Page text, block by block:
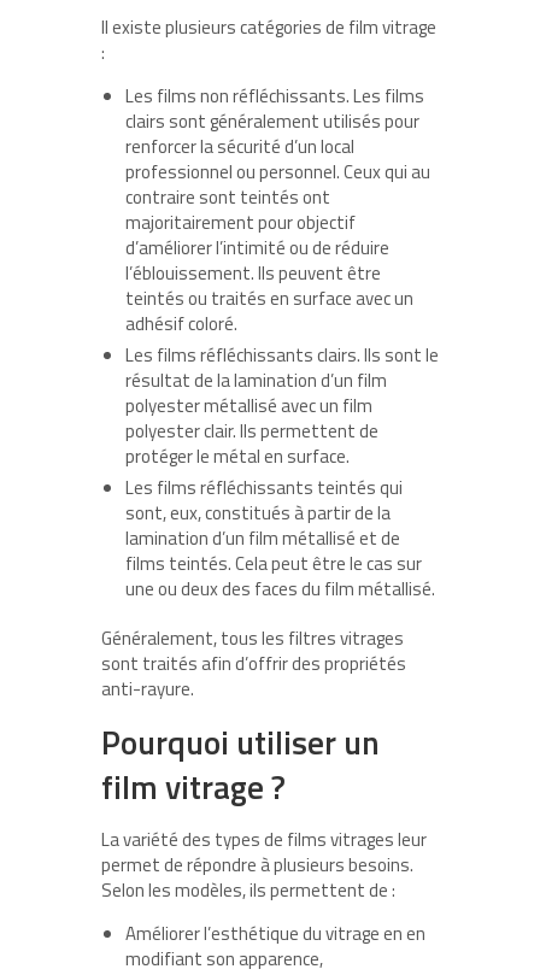
Il existe plusieurs catégories de film vitrage
:
Les films non réfléchissants. Les films
clairs sont généralement utilisés pour
renforcer la sécurité d’un local
professionnel ou personnel. Ceux qui au
contraire sont teintés ont
majoritairement pour objectif
d’améliorer l’intimité ou de réduire
l’éblouissement. Ils peuvent être
teintés ou traités en surface avec un
adhésif coloré.
Les films réfléchissants clairs. Ils sont le
résultat de la lamination d’un film
polyester métallisé avec un film
polyester clair. Ils permettent de
protéger le métal en surface.
Les films réfléchissants teintés qui
sont, eux, constitués à partir de la
lamination d’un film métallisé et de
films teintés. Cela peut être le cas sur
une ou deux des faces du film métallisé.
Généralement, tous les filtres vitrages
sont traités afin d’offrir des propriétés
anti-rayure.
Pourquoi utiliser un
film vitrage ?
La variété des types de films vitrages leur
permet de répondre à plusieurs besoins.
Selon les modèles, ils permettent de :
Améliorer l’esthétique du vitrage en en
modifiant son apparence,